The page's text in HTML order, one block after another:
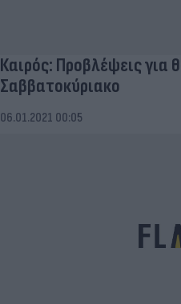
Καιρός: Προβλέψεις για
Σαββατοκύριακο
06.01.2021 00:05